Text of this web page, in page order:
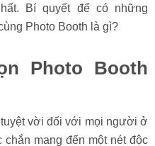
Bí quyết để có những
Photo Booth là gì?
Photo Booth
vời đối với mọi người ở
mang đến một nét độc